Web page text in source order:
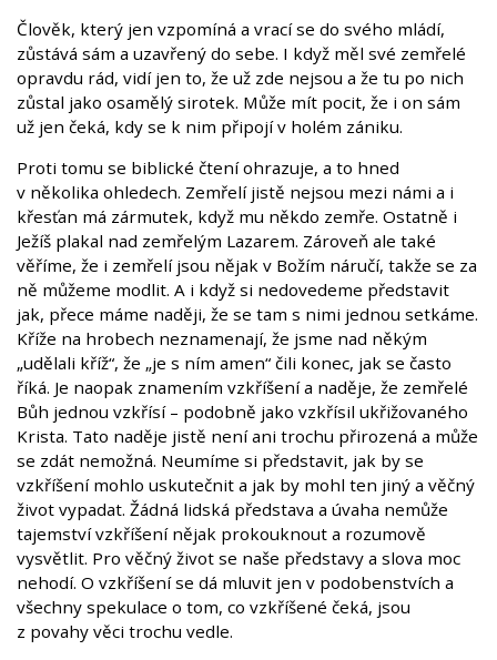
Člověk, který jen vzpomíná a vrací se do svého mládí,
zůstává sám a uzavřený do sebe. I když měl své zemřelé
opravdu rád, vidí jen to, že už zde nejsou a že tu po nich
zůstal jako osamělý sirotek. Může mít pocit, že i on sám
už jen čeká, kdy se k nim připojí v holém zániku.
Proti tomu se biblické čtení ohrazuje, a to hned
v několika ohledech. Zemřelí jistě nejsou mezi námi a i
křesťan má zármutek, když mu někdo zemře. Ostatně i
Ježíš plakal nad zemřelým Lazarem. Zároveň ale také
věříme, že i zemřelí jsou nějak v Božím náručí, takže se za
ně můžeme modlit. A i když si nedovedeme představit
jak, přece máme naději, že se tam s nimi jednou setkáme.
Kříže na hrobech neznamenají, že jsme nad někým
„udělali kříž“, že „je s ním amen“ čili konec, jak se často
říká. Je naopak znamením vzkříšení a naděje, že zemřelé
Bůh jednou vzkřísí – podobně jako vzkřísil ukřižovaného
Krista. Tato naděje jistě není ani trochu přirozená a může
se zdát nemožná. Neumíme si představit, jak by se
vzkříšení mohlo uskutečnit a jak by mohl ten jiný a věčný
život vypadat. Žádná lidská představa a úvaha nemůže
tajemství vzkříšení nějak prokouknout a rozumově
vysvětlit. Pro věčný život se naše představy a slova moc
nehodí. O vzkříšení se dá mluvit jen v podobenstvích a
všechny spekulace o tom, co vzkříšené čeká, jsou
z povahy věci trochu vedle.